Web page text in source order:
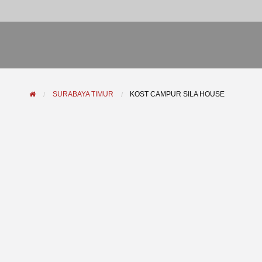
SURABAYA TIMUR KOST CAMPUR SILA HOUSE